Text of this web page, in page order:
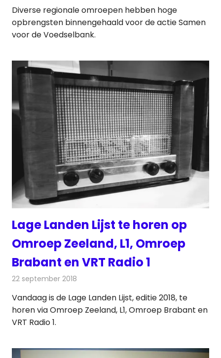
Diverse regionale omroepen hebben hoge
opbrengsten binnengehaald voor de actie Samen
voor de Voedselbank.
Lage Landen Lijst te horen op
Omroep Zeeland, L1, Omroep
Brabant en VRT Radio 1
22 september 2018
Vandaag is de Lage Landen Lijst, editie 2018, te
horen via Omroep Zeeland, L1, Omroep Brabant en
VRT Radio 1.